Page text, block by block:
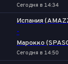
Сегодня в 14:34
Испания
-
Марокко
Сегодня в 14:50